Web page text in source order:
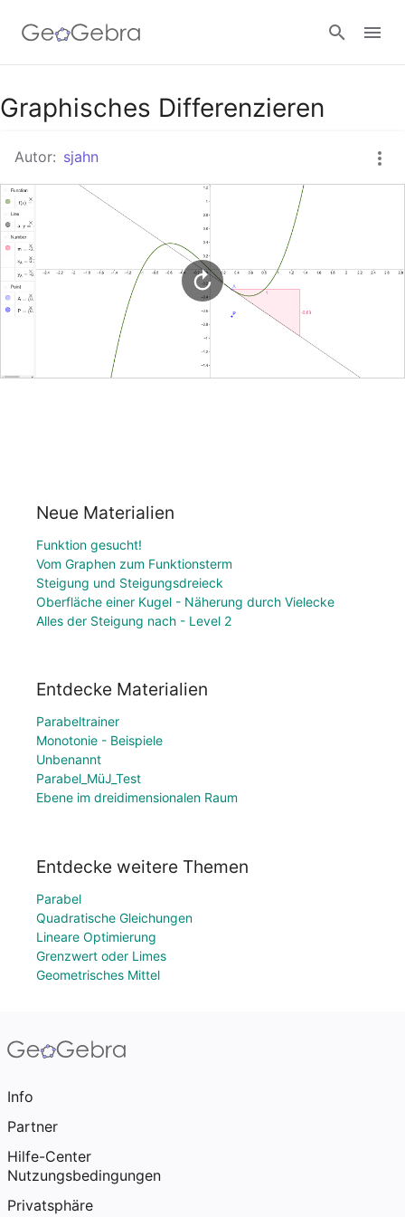
Google Classroom
GeoGebra Classroom
Anmelden
Graphisches Differenzieren
Autor: sjahn
Neue Materialien
Funktion gesucht!
Vom Graphen zum Funktionsterm
Steigung und Steigungsdreieck
Oberfläche einer Kugel - Näherung durch Vielecke
Alles der Steigung nach - Level 2
Entdecke Materialien
Parabeltrainer
Monotonie - Beispiele
Unbenannt
Parabel_MüJ_Test
Ebene im dreidimensionalen Raum
Entdecke weitere Themen
Parabel
Quadratische Gleichungen
Lineare Optimierung
Grenzwert oder Limes
Geometrisches Mittel
Info
Partner
Hilfe-Center
Nutzungsbedingungen
Privatsphäre